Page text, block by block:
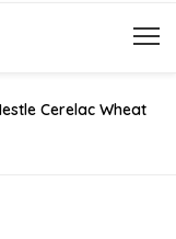
Cerelac Wheat